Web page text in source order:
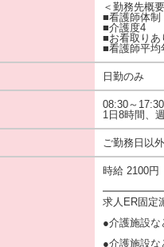
＜勤務先概
■看護師体
■介護度4
■お看取りあ
■看護師平均
日勤のみ
08:30～
1日8時間、
ご勤務日以外
時給 2100円
求人ER固定
●介護施設な
●介護施設